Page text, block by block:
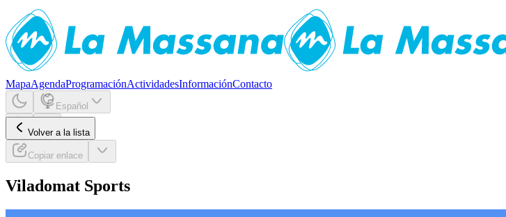
MapaAgendaProgramaciónActividadesInformaciónContacto
Español
Volver a la lista
Copiar enlace
Viladomat Sports